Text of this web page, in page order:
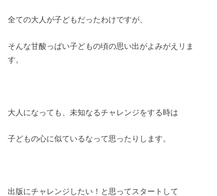
全ての大人が子どもだったわけですが、
そんな甘酸っぱい子どもの頃の思い出がよみがえリま
す。
大人になっても、未知なるチャレンジをする時は
子どもの心に似ているなって思ったりします。
出版にチャレンジしたい！と思ってスタートして